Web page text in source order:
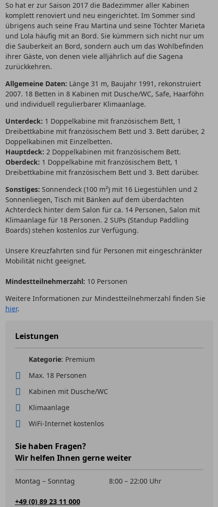
So hat er zur Saison 2017 die Badezimmer aller Kabinen
komplett renoviert und neu eingerichtet. Im Sommer sind
übrigens auch seine Frau Martina und seine Töchter Marieta
und Lola häufig mit an Bord. Sie kümmern sich nicht nur um
die Sauberkeit an Bord, sondern auch um das Wohlbefinden
ihrer Gäste, von denen viele alljährlich auf die Sagena
zurückkehren.
Allgemeine Daten: Länge 31 m, Baujahr 1991, rekonstruiert
2007. 18 Betten in 8 Kabinen mit Dusche/WC, Safe, Haarföhn
und individuell regulierbarer Klimaanlage.
Unterdeck: 1 Doppelkabine mit französischem Bett, 1
Dreibettkabine mit französischem Bett und 3. Bett darüber, 2
Doppelkabinen mit Einzelbetten.
Hauptdeck: 2 Doppelkabinen mit französischem Bett.
Oberdeck: 1 Doppelkabine mit französischem Bett, 1
Dreibettkabine mit französischem Bett und 3. Bett darüber.
Sonstiges: Sonnendeck (100 m²) mit 16 Liegestühlen und 2
Sonnenliegen, Tisch mit Bänken auf dem überdachten
Achterdeck hinter dem Salon für ca. 14 Personen, Salon mit
Klimaanlage für 18 Personen. 2 SUPs (Standup Paddling
Boards) stehen kostenlos zur Verfügung.
Unsere Kreuzfahrten sind für Personen mit eingeschränkter
Mobilität nicht geeignet.
Mindestteilnehmerzahl: 10 Personen
Weitere Informationen zur Mindestteilnehmerzahl finden Sie
hier.
Leistungen
Kategorie: Premium
Max. 18 Personen
Kabinen mit Dusche/WC
Klimaanlage
WiFi-Internet kostenlos
Sie haben Fragen?
Wir helfen Ihnen gerne weiter
Montag – Sonntag 8:00 – 22:00 Uhr
+49 (0) 89 23 11 000